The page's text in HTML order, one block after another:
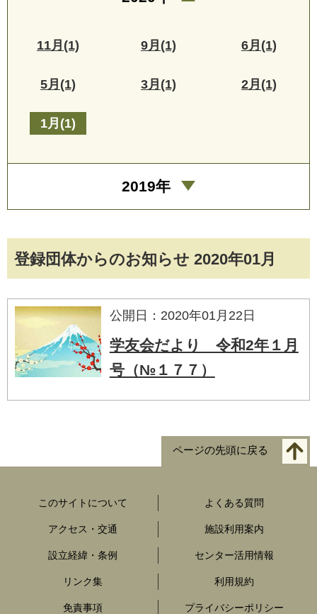
登録団体からのお知らせ 2020年01月
公開日：2020年01月22日
学友会だより 令和2年１月
号（№１７７）
11月(1) 9月(1) 6月(1)
5月(1) 3月(1) 2月(1)
1月(1)
2019年
ページの先頭に戻る
このサイトについて よくある質問
アクセス・交通 施設利用案内
設立経緯・条例 センター活用情報
リンク集 利用規約
免責事項 プライバシーポリシー